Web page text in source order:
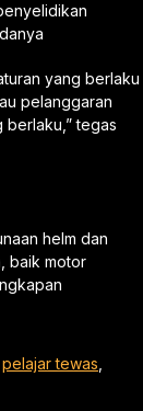
yang berlaku
pelanggaran
berlaku,” tegas
helm dan
baik motor
pelajar tewas